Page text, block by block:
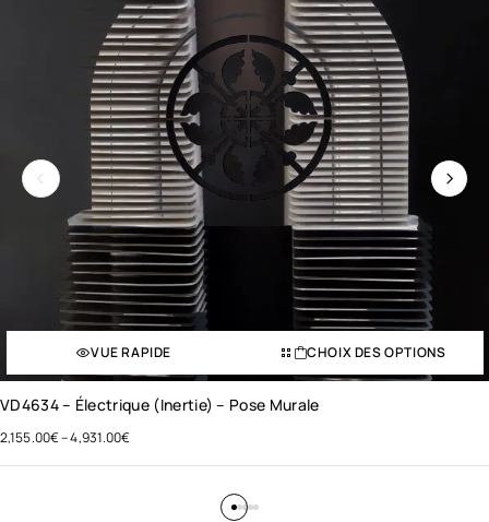
VUE RAPIDE CHOIX DES OPTIONS
VD4634 – Électrique (inertie) – Pose Murale
2,155.00€–4,931.00€